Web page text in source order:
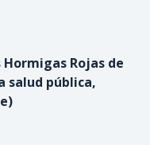
Rojas de
salud pública,